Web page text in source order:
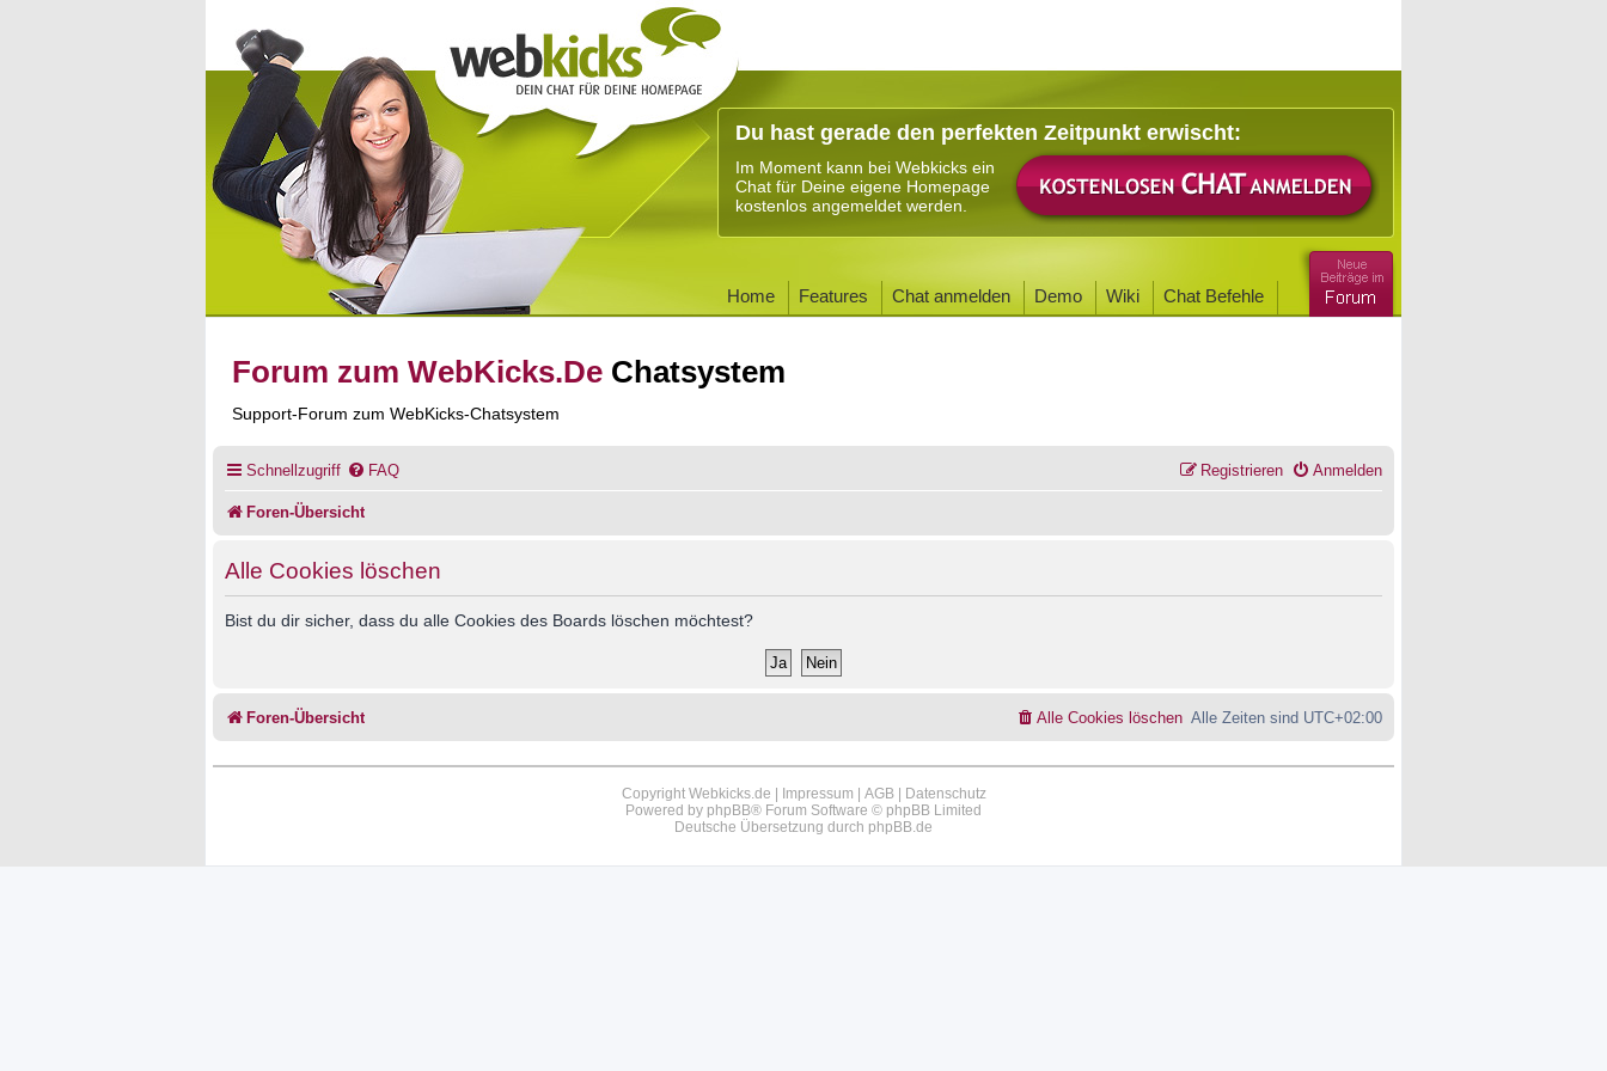
Du hast gerade den perfekten Zeitpunkt erwischt:
Im Moment kann bei Webkicks ein
Chat für Deine eigene Homepage
kostenlos angemeldet werden.
Home Features Chat anmelden Demo Wiki Chat Befehle
Forum zum WebKicks.De Chatsystem
Support-Forum zum WebKicks-Chatsystem
Schnellzugriff FAQ Anmelden
Registrieren
Foren-Übersicht
Alle Cookies löschen
Bist du dir sicher, dass du alle Cookies des Boards löschen möchtest?
Foren-Übersicht Alle Zeiten sind UTC+02:00
Alle Cookies löschen
Copyright Webkicks.de | Impressum AGB|
Datenschutz
Powered by phpBB® Forum Software © phpBB Limited
Deutsche Übersetzung durch phpBB.de